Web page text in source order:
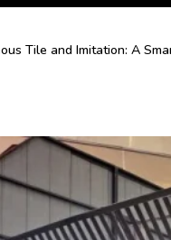
Tile and Imitation: A